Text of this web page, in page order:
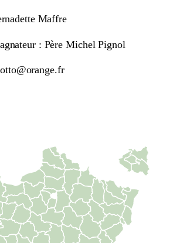
Maffre
: Père Michel Pignol